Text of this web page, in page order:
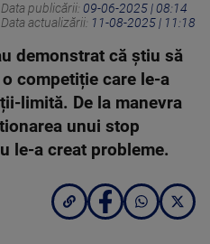
Data publicării: 09-06-2025 | 08:14
Data actualizării: 11-08-2025 | 11:18
demonstrat că știu să
competiție care le-a
limită. De la manevra
unui stop
le-a creat probleme.